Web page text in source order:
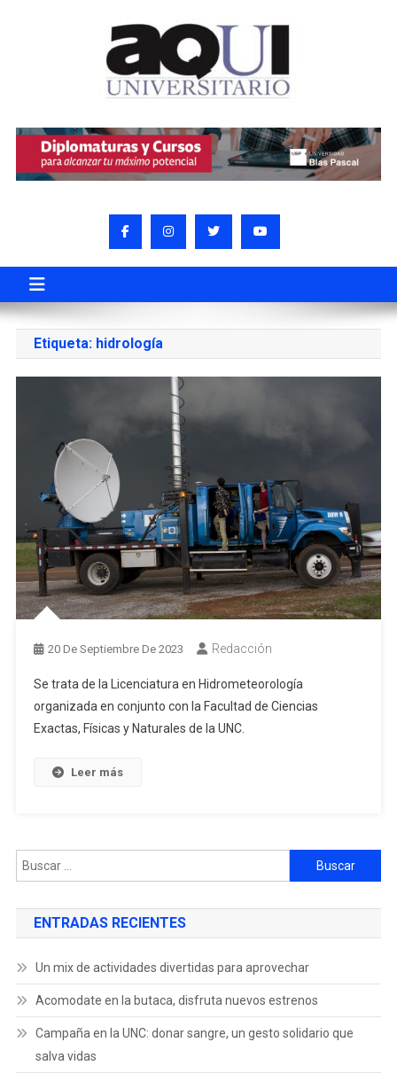
Etiqueta: hidrología
20 De Septiembre De 2023 Redacción
Se trata de la Licenciatura en Hidrometeorología
organizada en conjunto con la Facultad de Ciencias
Exactas, Físicas y Naturales de la UNC.
Leer más
ENTRADAS RECIENTES
Un mix de actividades divertidas para aprovechar
Acomodate en la butaca, disfruta nuevos estrenos
Campaña en la UNC: donar sangre, un gesto solidario que
salva vidas